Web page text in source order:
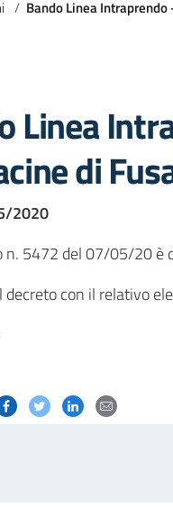
/ Bando Linea
Linea
di
2020
n. 5472 del 07/05/20 è
decreto con il relativo
Condividi questa
Condividi questa
Condividi